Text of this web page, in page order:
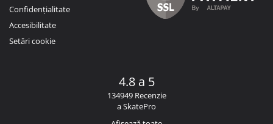
Confidențialitate
Accesibilitate
Setări cookie
4.8 a 5
134949 Recenzie
a SkatePro